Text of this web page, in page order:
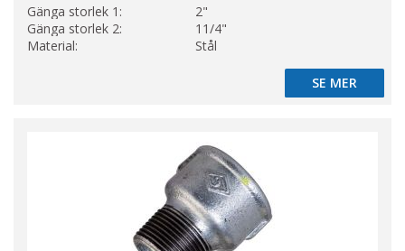
Gänga storlek 1:
2"
Gänga storlek 2:
11/4"
Material:
Stål
SE MER
SE MER